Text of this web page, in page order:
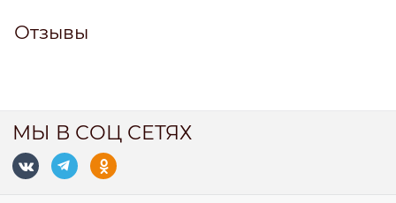
Отзывы
МЫ В СОЦ СЕТЯХ